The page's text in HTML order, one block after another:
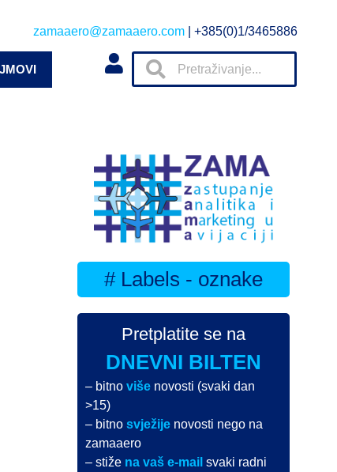
zamaaero@zamaaero.com | +385(0)1/3465886
# Labels - oznake
Pretplatite se na
DNEVNI BILTEN
– bitnoviše novosti (svaki dan
>15)
– bitnosvježije novosti nego na
zamaaero
– stiže na vaš e-mail svaki radni